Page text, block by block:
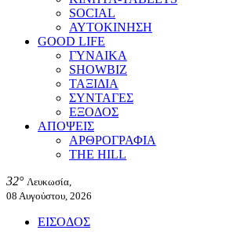
SOCIAL
ΑΥΤΟΚΙΝΗΣΗ
GOOD LIFE
ΓΥΝΑΙΚΑ
SHOWBIZ
ΤΑΞΙΔΙΑ
ΣΥΝΤΑΓΕΣ
ΕΞΟΔΟΣ
ΑΠΟΨΕΙΣ
ΑΡΘΡΟΓΡΑΦΙΑ
THE HILL
32° Λευκωσία,
08 Αυγούστου, 2026
ΕΙΣΟΔΟΣ